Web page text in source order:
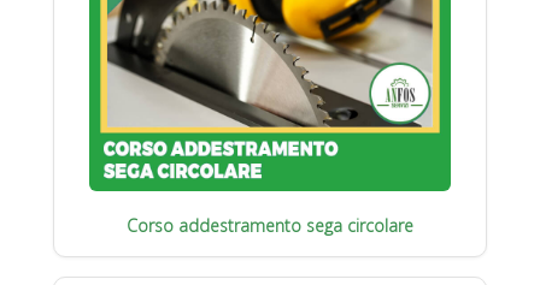
Corso addestramento sega circolare